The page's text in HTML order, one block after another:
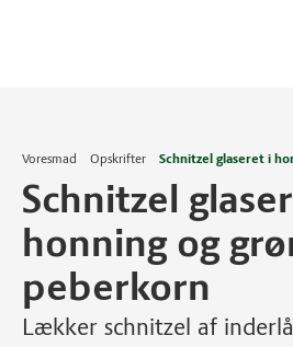
Voresmad Opskrifter Schnitzel glaseret i
Schnitzel
honning og
peberkorn
Lækker schnitzel af